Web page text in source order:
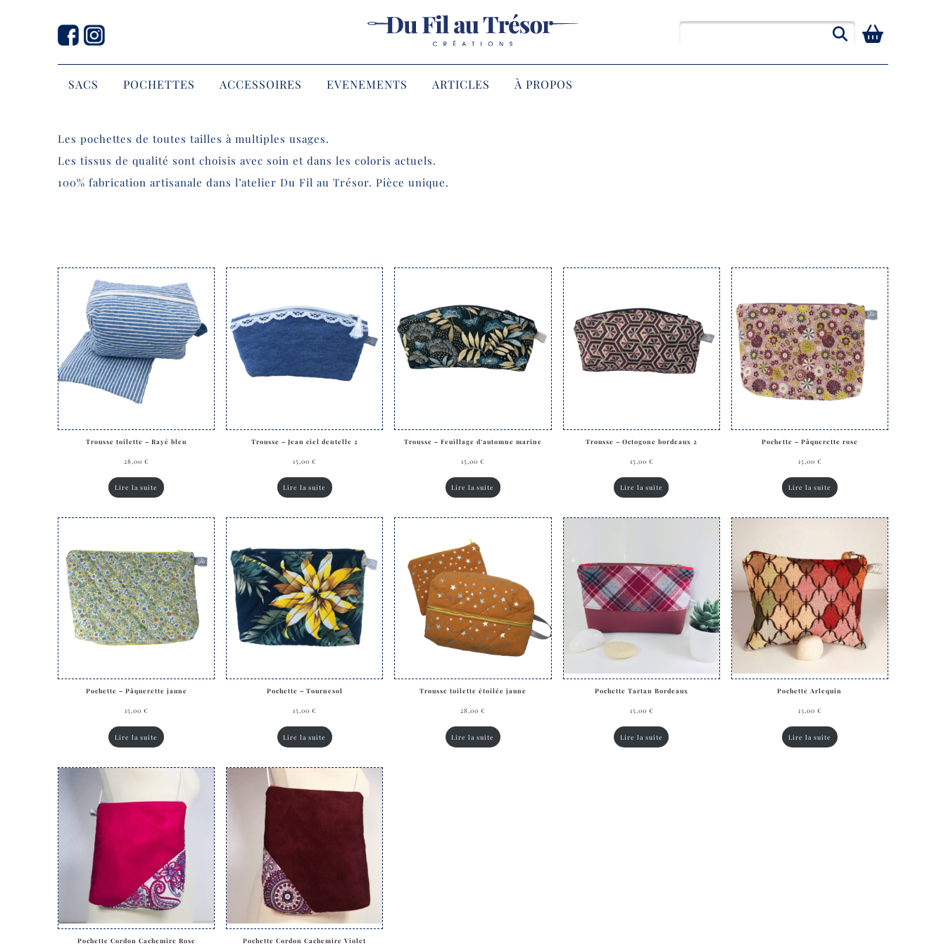
SACS POCHETTES ACCESSOIRES EVENEMENTS ARTICLES À PROPOS
Les pochettes de toutes tailles à multiples usages.
Les tissus de qualité sont choisis avec soin et dans les coloris actuels.
100% fabrication artisanale dans l’atelier Du Fil au Trésor. Pièce unique.
Trousse toilette – Rayé bleu
28,00€
Lire la suite
Trousse – Jean ciel dentelle 2
15,00€
Lire la suite
Trousse – Feuillage d’automne marine
15,00€
Lire la suite
Trousse – Octogone bordeaux 2
15,00 €
Lire la suite
Pochette – Pâquerette rose
15,00 €
Lire la suite
Pochette – Pâquerette jaune
15,00€
Lire la suite
Pochette – Tournesol
15,00€
Lire la suite
Trousse toilette étoilée jaune
28,00€
Lire la suite
Pochette Tartan Bordeaux
15,00 €
Lire la suite
Pochette Arlequin
13,00 €
Lire la suite
Pochette Cordon Cachemire Rose Pochette Cordon Cachemire Violet